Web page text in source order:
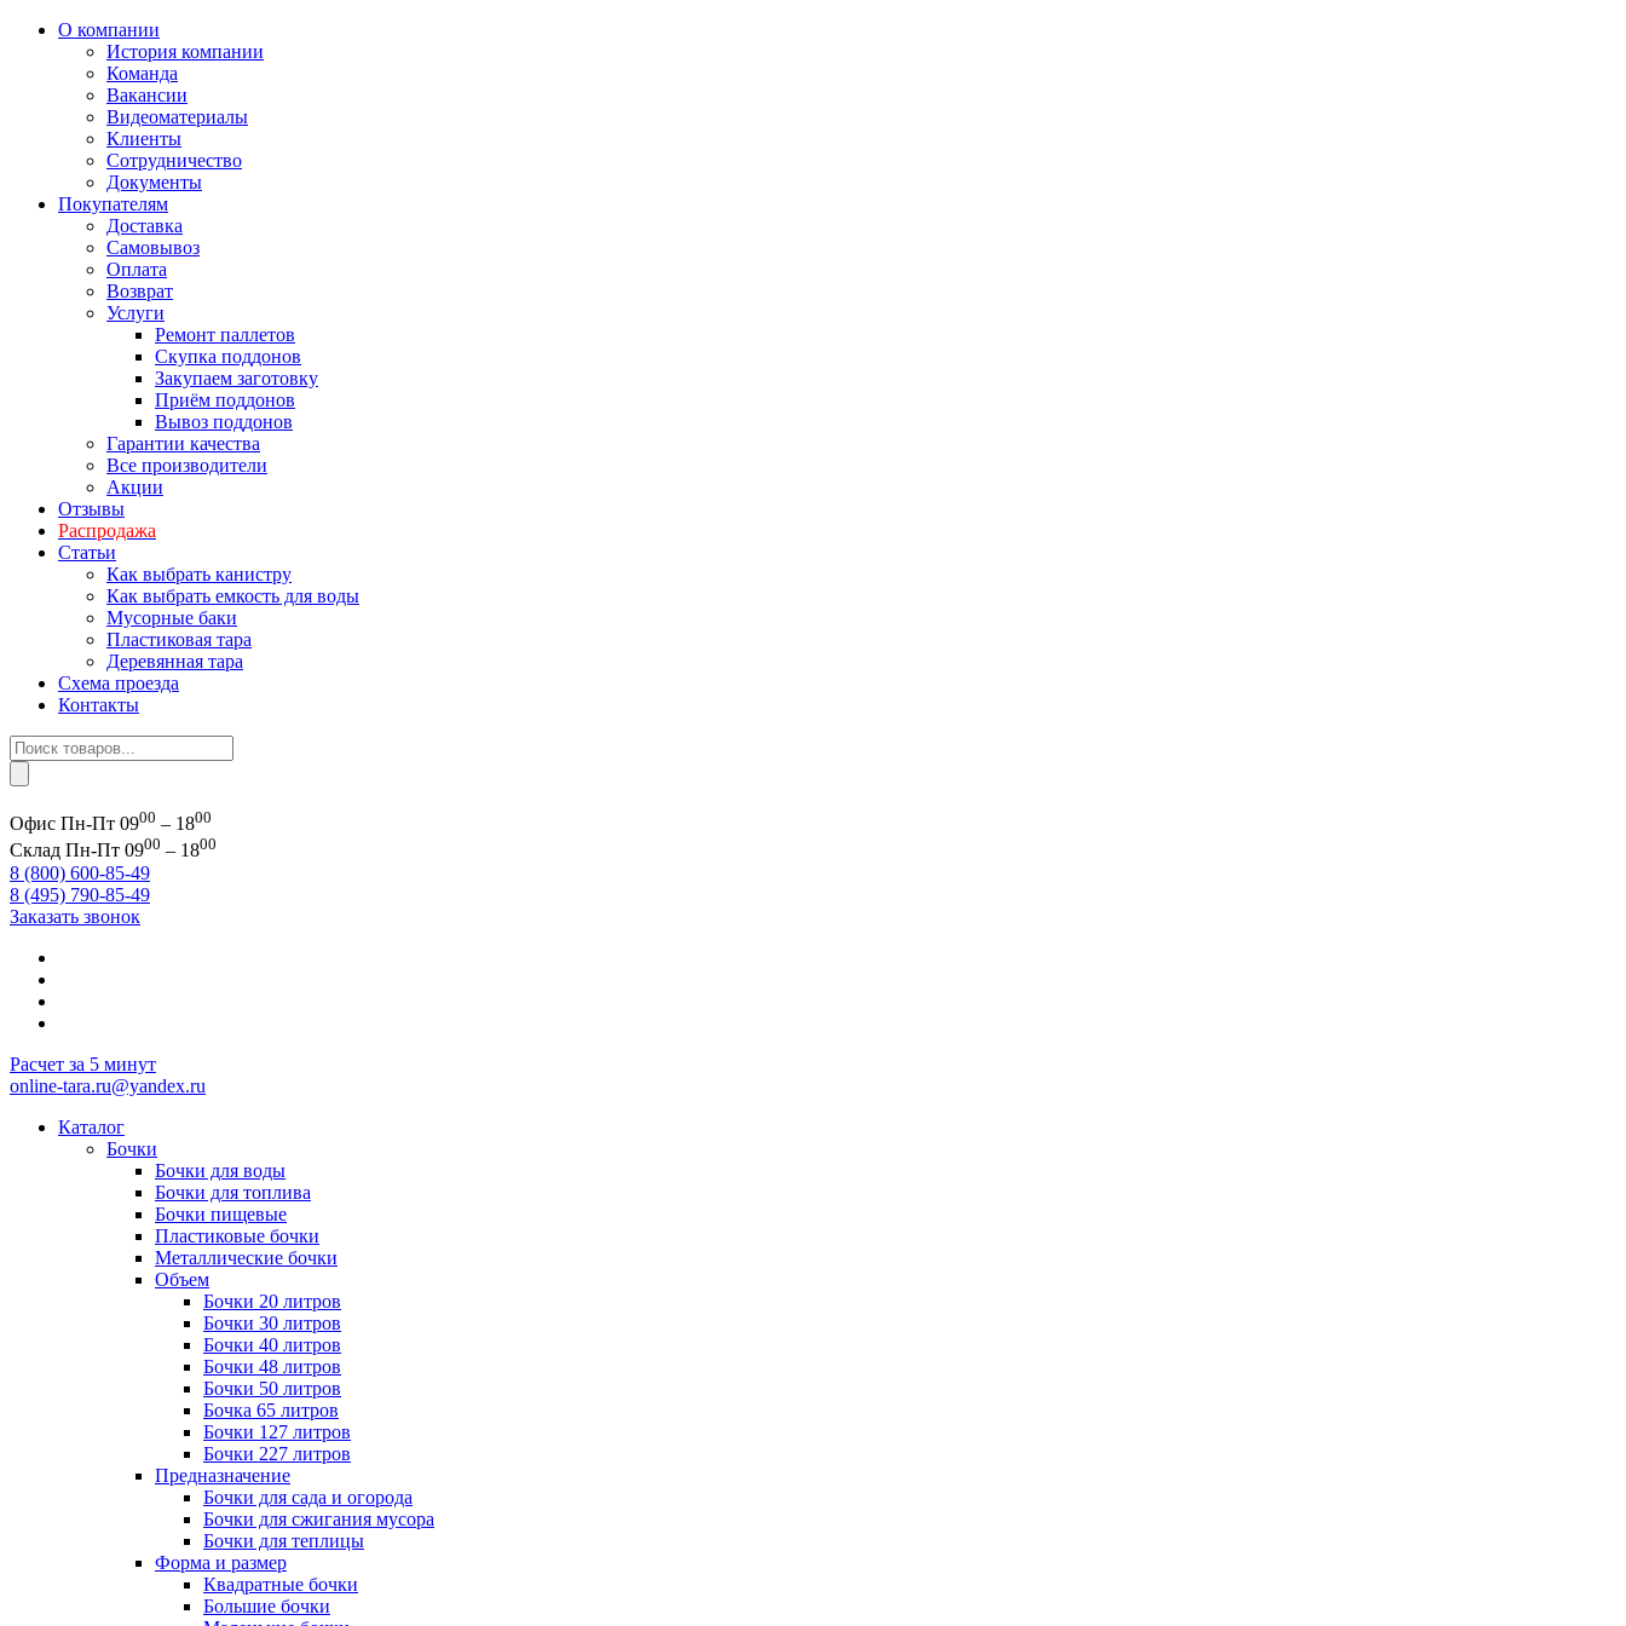
О компании
История компании
Команда
Вакансии
Видеоматериалы
Клиенты
Сотрудничество
Документы
Покупателям
Доставка
Самовывоз
Оплата
Возврат
Услуги
Ремонт паллетов
Скупка поддонов
Закупаем заготовку
Приём поддонов
Вывоз поддонов
Гарантии качества
Все производители
Акции
Отзывы
Распродажа
Статьи
Как выбрать канистру
Как выбрать емкость для воды
Мусорные баки
Пластиковая тара
Деревянная тара
Схема проезда
Контакты
Поиск
товаров
Офис Пн-Пт 0900 – 1800
Склад Пн-Пт 0900 – 1800
8 (800) 600-85-49
8 (495) 790-85-49
Заказать звонок
Расчет за 5 минут
online-tara.ru@yandex.ru
Каталог
Бочки
Бочки для воды
Бочки для топлива
Бочки пищевые
Пластиковые бочки
Металлические бочки
Объем
Бочки 20 литров
Бочки 30 литров
Бочки 40 литров
Бочки 48 литров
Бочки 50 литров
Бочка 65 литров
Бочки 127 литров
Бочки 227 литров
Предназначение
Бочки для сада и огорода
Бочки для сжигания мусора
Бочки для теплицы
Форма и размер
Квадратные бочки
Большие бочки